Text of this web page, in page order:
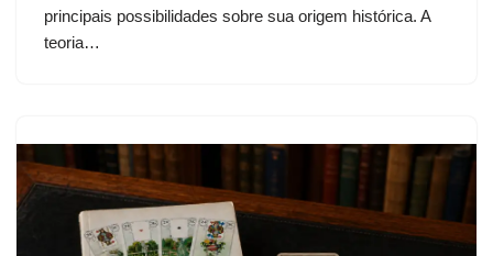
principais possibilidades sobre sua origem histórica. A
teoria…